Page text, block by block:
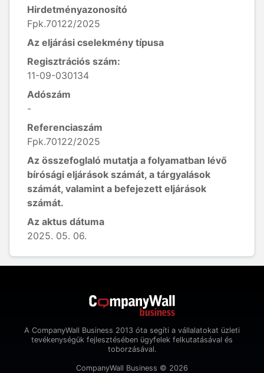
Hirdetményazonosító
Fpk.70122/2025
Az eljárási cselekmény típusa
Regisztrációs szám:
11-09-030134
Adószám
-
Referenciaszám
Fpk.70122/2025
Az összefoglaló mutatja a folyamatban lévő
bírósági eljárások számát, a tárgyalások
számát, valamint a befejezett eljárások
számát.
Az aktus dátuma
2025. 05. 06.
A CompanyWall Business 2013 óta segíti a vállalatokat üzleti
tevékenységük fejlesztésében ügyfelek felkutatásával és
toborzásával.
CompanyWall Business © 2026